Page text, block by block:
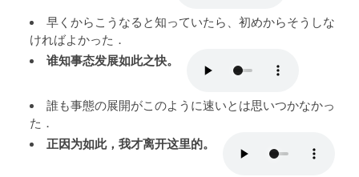
早くからこうなると知っていたら、初めからそうしな
ければよかった．
谁知事态发展如此之快。
誰も事態の展開がこのように速いとは思いつかなかっ
た．
正因为如此，我才离开这里的。